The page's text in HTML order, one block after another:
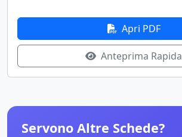
Apri PDF
Anteprima Rapida
Servono Altre Schede?